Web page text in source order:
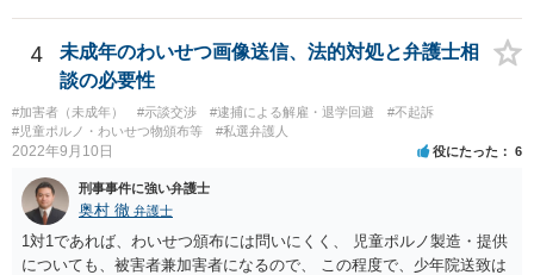
してください」みたいな葉書を出してみて、宛先人不在で戻って来な
かった所に絞って問い合わせるという方法があります。
4
未成年のわいせつ画像送信、法的対処と弁護士相
談の必要性
#加害者（未成年） #示談交渉 #逮捕による解雇・退学回避
#不起訴
#児童ポルノ・わいせつ物頒布等
#私選弁護人
2022年9月10日 役にたった 6
刑事事件に強い弁護士
奥村 徹 弁護士
1対1であれば、わいせつ頒布には問いにくく、 児童ポルノ製造・提供
についても、被害者兼加害者になるので、 この程度で、少年院送致は